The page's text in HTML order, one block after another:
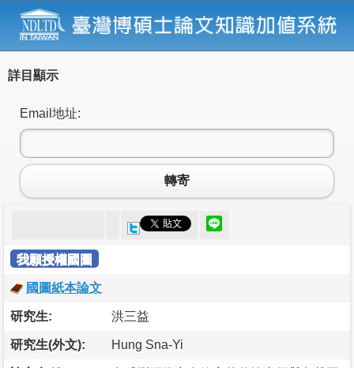
詳目顯示
Email地址:
轉寄
我願授權國圖
國圖紙本論文
研究生: 洪三益
研究生(外文): Hung Sna-Yi